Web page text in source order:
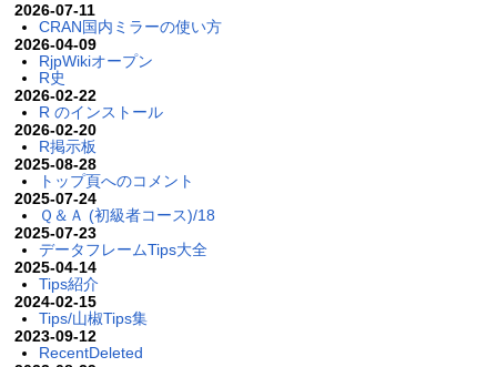
2026-07-11
CRAN国内ミラーの使い方
2026-04-09
RjpWikiオープン
R史
2026-02-22
R のインストール
2026-02-20
R掲示板
2025-08-28
トップ頁へのコメント
2025-07-24
Ｑ＆Ａ (初級者コース)/18
2025-07-23
データフレームTips大全
2025-04-14
Tips紹介
2024-02-15
Tips/山椒Tips集
2023-09-12
RecentDeleted